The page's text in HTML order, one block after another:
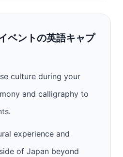
ベントの英語キャプ
culture during your
and calligraphy to
experience and
of Japan beyond